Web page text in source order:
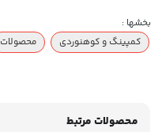
بخشها :
کمپینگ و کوهنوردی
محصولات
محصولات مرتبط